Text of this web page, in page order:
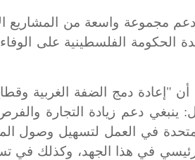
مجموعة واسعة من المشاريع
الفلسطينية على الوفاء
أن "إعادة دمج الضفة الغربية
دعم زيادة التجارة والفرص
في العمل لتسهيل وصول
في هذا الجهد، وكذلك في